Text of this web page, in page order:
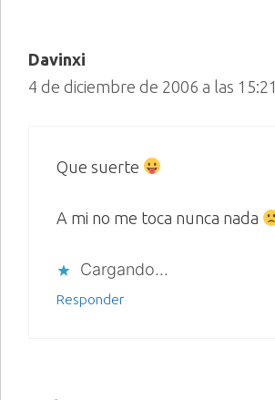
Davinxi
4 de diciembre de 2006 a las 15:21
Que suerte
A mi no me toca nunca nada
Cargando...
Responder